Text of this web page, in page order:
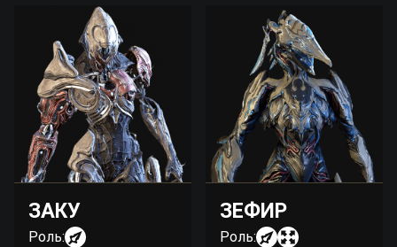
ЗАКУ
Роль:
ЗЕФИР
Роль: